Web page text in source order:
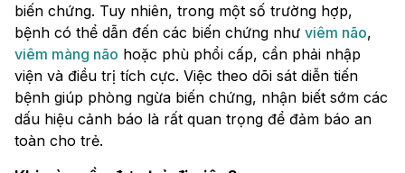
biến chứng. Tuy nhiên, trong một số trường hợp,
bệnh có thể dẫn đến các biến chứng như viêm não,
viêm màng não hoặc phù phổi cấp, cần phải nhập
viện và điều trị tích cực. Việc theo dõi sát diễn tiến
bệnh giúp phòng ngừa biến chứng, nhận biết sớm các
dấu hiệu cảnh báo là rất quan trọng để đảm báo an
toàn cho trẻ.